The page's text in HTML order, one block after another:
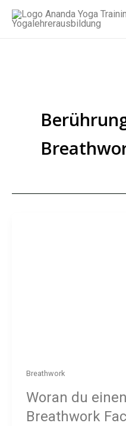
Zum
Inhalt
Breathwork
Woran du
Breathwork